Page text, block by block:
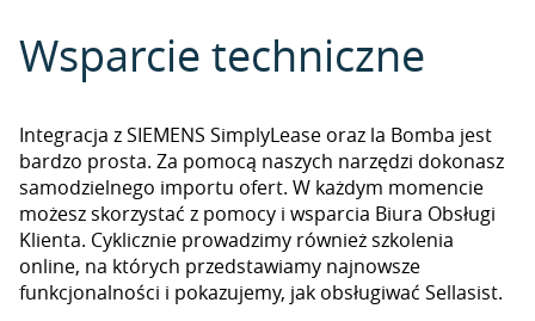
Wsparcie techniczne
Integracja z SIEMENS SimplyLease oraz la Bomba jest
bardzo prosta. Za pomocą naszych narzędzi dokonasz
samodzielnego importu ofert. W każdym momencie
możesz skorzystać z pomocy i wsparcia Biura Obsługi
Klienta. Cyklicznie prowadzimy również szkolenia
online, na których przedstawiamy najnowsze
funkcjonalności i pokazujemy, jak obsługiwać Sellasist.